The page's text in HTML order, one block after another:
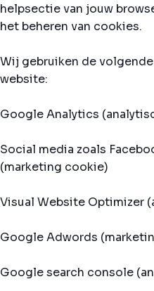
helpsectie van jouw
het beheren van cookies.
Wij gebruiken de
website:
Google Analytics
Social media zoals
(marketing cookie)
Visual Website Optimizer
Google Adwords
Google search console